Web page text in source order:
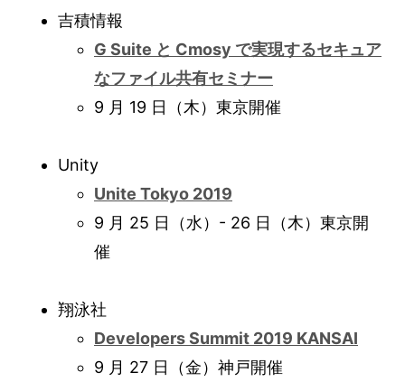
吉積情報
G Suite と Cmosy で実現するセキュア
なファイル共有セミナー
9 月 19 日（木）東京開催
Unity
Unite Tokyo 2019
9 月 25 日（水）- 26 日（木）東京開
催
翔泳社
Developers Summit 2019 KANSAI
9 月 27 日（金）神戸開催